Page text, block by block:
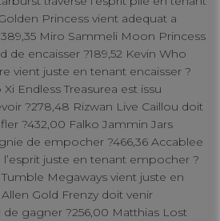
Golden Princess vient adequat a
Miro Sammeli Moon Princess
encaisser ?189,52 Kevin Who
vient juste en tenant encaisser ?
Endless Treasurea est issu
?278,48 Rizwan Live Caillou doit
?432,00 Falko Jammin Jars
de empocher ?466,36 Accablee
juste en tenant empocher ?
Megaways vient juste en
Gold Frenzy doit venir
gagner ?256,00 Matthias Lost